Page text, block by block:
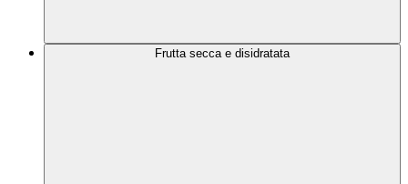
Frutta secca e disidratata